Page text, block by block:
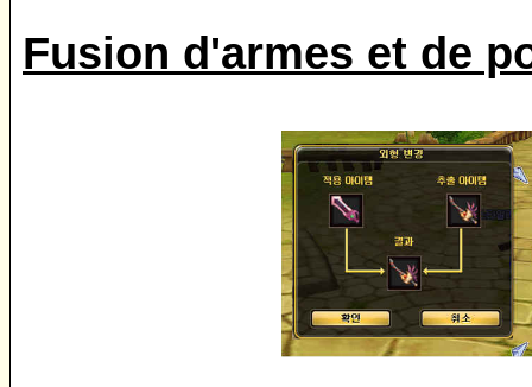
Fusion d'armes et de